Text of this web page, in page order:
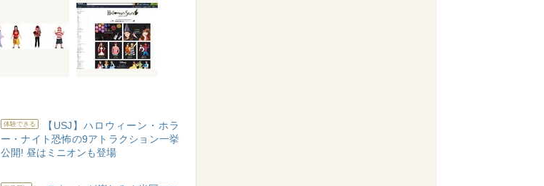
体験できる
【USJ】ハロウィーン・ホラ
ー・ナイト恐怖の9アトラクション一挙
公開! 昼はミニオンも登場